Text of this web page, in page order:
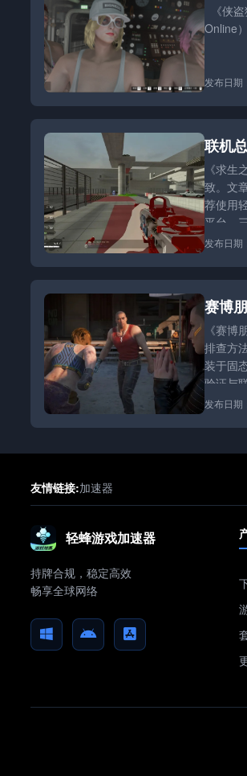
《侠
Online
发布日期
联机
《求
致。文
荐使用
平台，
发布日期
赛博
《赛博
排查方
装于固
验证与
发布日期
友情链接:加速器
轻蜂游戏加速器
持牌合规，稳定高效
畅享全球网络